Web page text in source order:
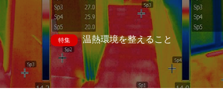
特集 温熱環境を整えること